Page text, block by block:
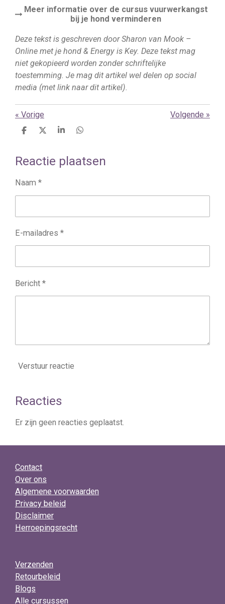
Meer informatie over de cursus vuurwerkangst
bij je hond verminderen
Deze tekst is geschreven door Sharon van Mook –
Online met je hond & Energy is Key. Deze tekst mag
niet gekopieerd worden zonder schriftelijke
toestemming. Je mag dit artikel wel delen op social
media (met link naar dit artikel).
« Vorige Volgende »
D
e
n
D
l
S
r
e
D
e
n
Reactie plaatsen
Naam *
E-mailadres *
Bericht *
Verstuur reactie
Reacties
Er zijn geen reacties geplaatst.
Contact
Over ons
Algemene voorwaarden
Privacy beleid
Disclaimer
Herroepingsrecht
Verzenden
Retourbeleid
Blogs
Alle cursussen